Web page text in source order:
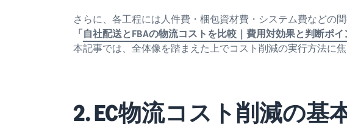
さらに、各工程には人件費・梱包資材費・システム費などの
「自社配送とFBAの物流コストを比較｜費用対効果と判断ポ
本記事では、全体像を踏まえた上でコスト削減の実行方法に焦
2. EC物流コスト削減の基